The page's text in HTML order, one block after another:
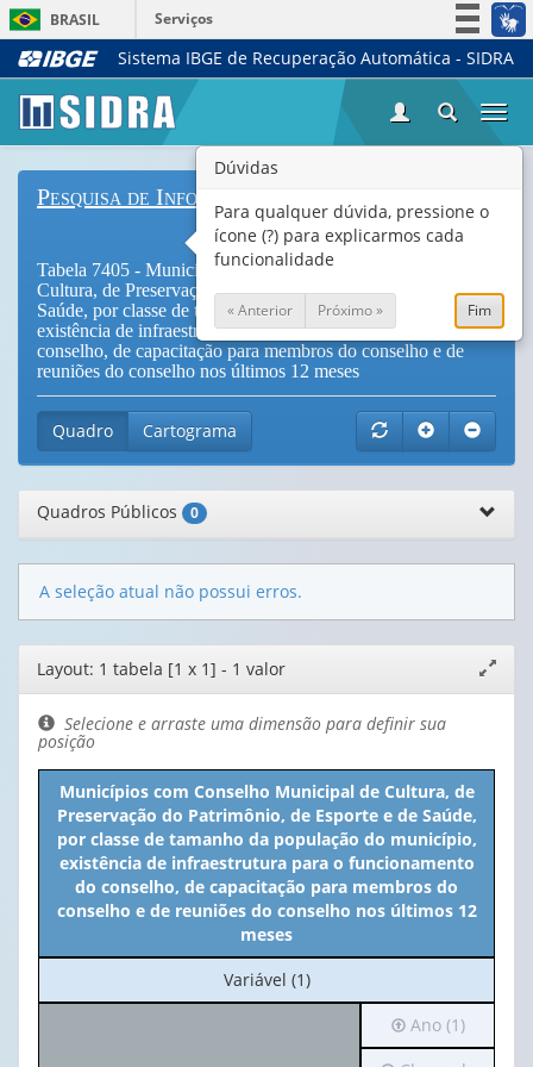
BRASIL
Serviços
Simplifique!
Acesso à informação
Canais
Sistema IBGE de Recuperação Automática - SIDRA
Pesquisa de Informações Básicas Municipais
Tabela 7405 - Municípios com Conselho Municipal de
Cultura, de Preservação do Patrimônio, de Esporte e de
Saúde, por classe de tamanho da população do município,
existência de infraestrutura para o funcionamento do
conselho, de capacitação para membros do conselho e de
reuniões do conselho nos últimos 12 meses
Quadro Cartograma
Quadros Públicos 0
A seleção atual não possui erros.
Editor
de
layout
janela
Layout: 1 tabela [1 x 1] - 1 valor
Selecione e arraste uma dimensão para definir sua
posição
Municípios com Conselho Municipal de Cultura, de
Preservação do Patrimônio, de Esporte e de Saúde,
por classe de tamanho da população do município,
existência de infraestrutura para o funcionamento
do conselho, de capacitação para membros do
conselho e de reuniões do conselho nos últimos 12
meses
No
cabeçalho:
Variável (1)
Irá
para
Ano (1)
Dúvidas
Para qualquer dúvida, pressione o
ícone (?) para explicarmos cada
funcionalidade
« Anterior Próximo » Fim